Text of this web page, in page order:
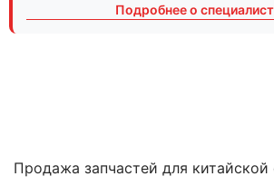
Подробнее о
Продажа запчастей для китайской